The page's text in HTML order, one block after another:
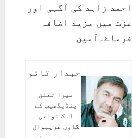
احمد زاہد کی آگہی اور
عزت میں مزید اضافہ
فرماۓ۔آمین
حبدار قائم
میرا تعلق
پنڈیگھیب کے
ایک نواحی
گاوں غریبوال